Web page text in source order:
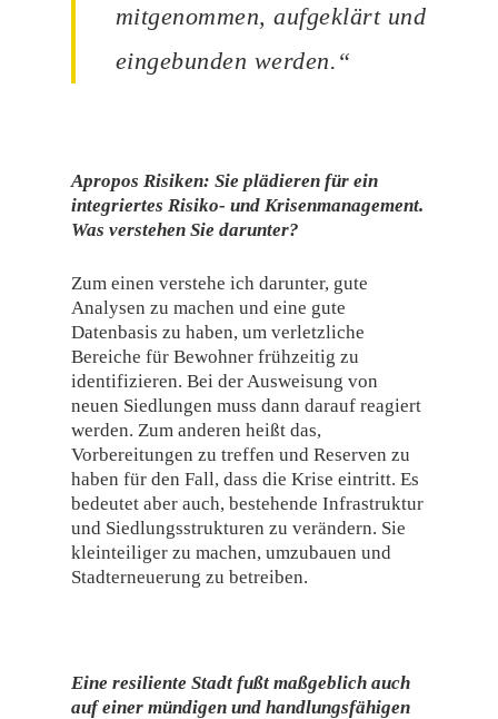
mitgenommen, aufgeklärt und
eingebunden werden.“
Apropos Risiken: Sie plädieren für ein
integriertes Risiko- und Krisenmanagement.
Was verstehen Sie darunter?
Zum einen verstehe ich darunter, gute
Analysen zu machen und eine gute
Datenbasis zu haben, um verletzliche
Bereiche für Bewohner frühzeitig zu
identifizieren. Bei der Ausweisung von
neuen Siedlungen muss dann darauf reagiert
werden. Zum anderen heißt das,
Vorbereitungen zu treffen und Reserven zu
haben für den Fall, dass die Krise eintritt. Es
bedeutet aber auch, bestehende Infrastruktur
und Siedlungsstrukturen zu verändern. Sie
kleinteiliger zu machen, umzubauen und
Stadterneuerung zu betreiben.
Eine resiliente Stadt fußt maßgeblich auch
auf einer mündigen und handlungsfähigen